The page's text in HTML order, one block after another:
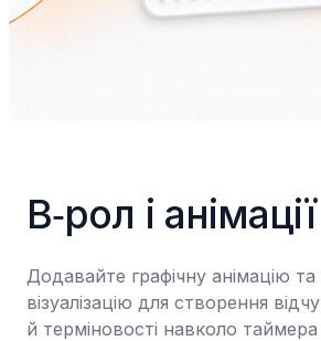
B‑рол і анімації
Додавайте графічну анімацію та
візуалізацію для створення
й терміновості навколо